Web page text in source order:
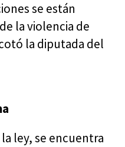
se están
la violencia de
la diputada del
ley, se encuentra